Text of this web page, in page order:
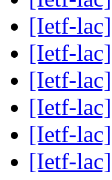
[Ietf-
[Ietf-
[Ietf-
[Ietf-
[Ietf-
[Ietf-